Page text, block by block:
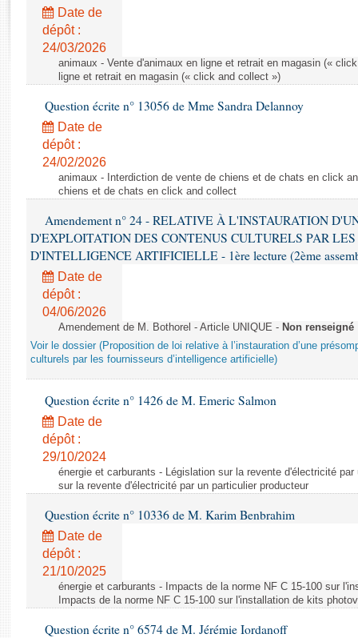
Rapports législatifs
Rapports sur l'application des lois
Baromètre de l’application des lois
Dossiers législatifs
Budget et sécurité sociale
Questions écrites et orales
Comptes rendus des débats
Date de
dépôt :
24/03/2026
animaux - Vente d'animaux en ligne et retrait en magasin («
ligne et retrait en magasin (« click and collect »)
Question écrite n° 13056 de Mme Sandra Delannoy
Date de
dépôt :
24/02/2026
animaux - Interdiction de vente de chiens et de chats en click
chiens et de chats en click and collect
Amendement n° 24 - RELATIVE À L'INSTAURATION
D'EXPLOITATION DES CONTENUS CULTURELS PAR LES
D'INTELLIGENCE ARTIFICIELLE - 1ère lecture (2ème
Date de
dépôt :
04/06/2026
Amendement de M. Bothorel - Article UNIQUE - Non renseigné
Voir le dossier (Proposition de loi relative à l’instauration d’une
culturels par les fournisseurs d’intelligence artificielle)
Question écrite n° 1426 de M. Emeric Salmon
Date de
dépôt :
29/10/2024
énergie et carburants - Législation sur la revente d'électricité
sur la revente d'électricité par un particulier producteur
Question écrite n° 10336 de M. Karim Benbrahim
Date de
dépôt :
21/10/2025
énergie et carburants - Impacts de la norme NF C 15-100 sur
Impacts de la norme NF C 15-100 sur l'installation de kits
Question écrite n° 6574 de M. Jérémie Iordanoff